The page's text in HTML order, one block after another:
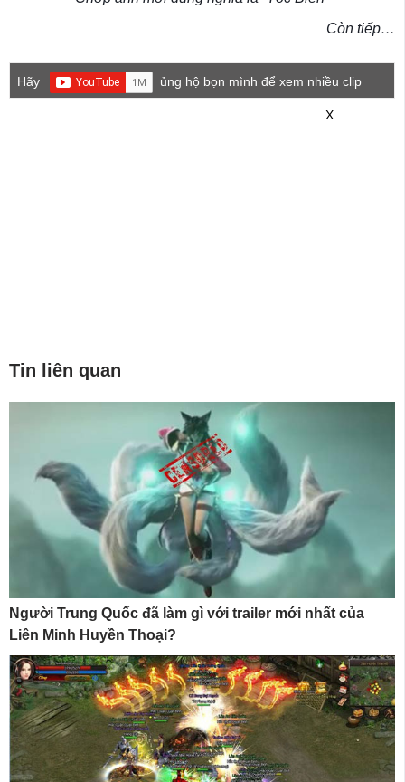
Còn tiếp…
Hãy
ủng hộ bọn mình để xem nhiều clip
X
Tin liên quan
Người Trung Quốc đã làm gì với trailer mới nhất của
Liên Minh Huyền Thoại?